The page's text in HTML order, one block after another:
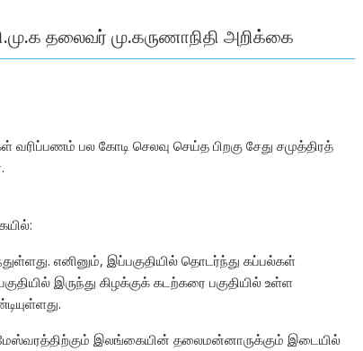
தலைவர் மு.கருணாநிதி அறிக்கை
பல கோடி செலவு செய்த பிறகு சேது சமுத்திரத்
எனினும், இப்பகுதியில் தொடர்ந்து கப்பல்கள்
இருந்து கிழக்குக் கடற்கரை பகுதியில் உள்ள
இலங்கையின் தலைமன்னாருக்கும் இடையில்